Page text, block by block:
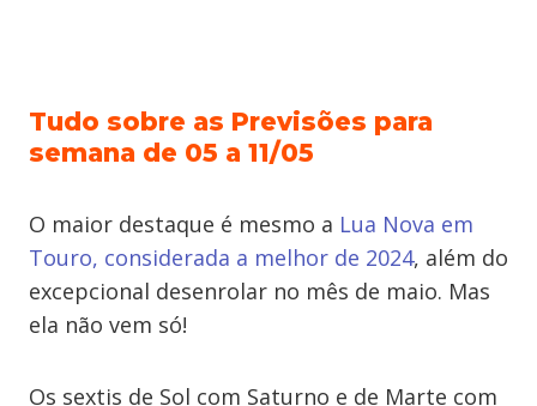
Tudo sobre as Previsões para
semana de 05 a 11/05
O maior destaque é mesmo a Lua Nova em
Touro, considerada a melhor de 2024, além do
excepcional desenrolar no mês de maio. Mas
ela não vem só!
Os sextis de Sol com Saturno e de Marte com